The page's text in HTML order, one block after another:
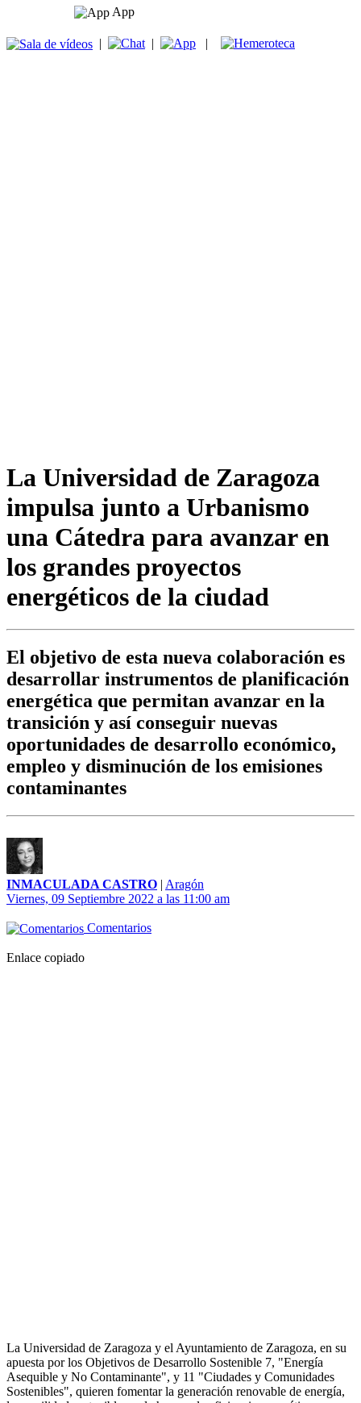
App
| | |
La Universidad de Zaragoza
impulsa junto a Urbanismo
una Cátedra para avanzar en
los grandes proyectos
energéticos de la ciudad
El objetivo de esta nueva colaboración es
desarrollar instrumentos de planificación
energética que permitan avanzar en la
transición y así conseguir nuevas
oportunidades de desarrollo económico,
empleo y disminución de los emisiones
contaminantes
INMACULADA CASTRO | Aragón
Viernes, 09 Septiembre 2022 a las 11:00 am
Comentarios
Enlace copiado
La Universidad de Zaragoza y el Ayuntamiento de Zaragoza, en su
apuesta por los Objetivos de Desarrollo Sostenible 7, "Energía
Asequible y No Contaminante", y 11 "Ciudades y Comunidades
Sostenibles", quieren fomentar la generación renovable de energía,